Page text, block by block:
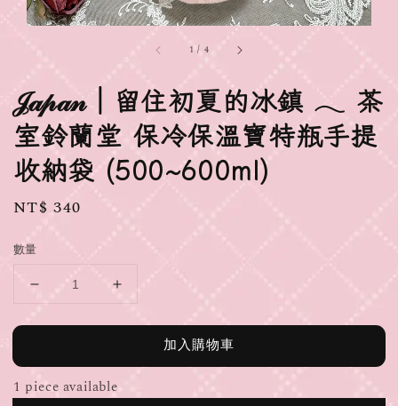
1 / 4
𝒥𝒶𝓅𝒶𝓃｜留住初夏的冰鎮 𓂃 茶
室鈴蘭堂 保冷保溫寶特瓶手提
收納袋 (500~600ml)
Regular
NT$ 340
數量
加入購物車
1 piece available